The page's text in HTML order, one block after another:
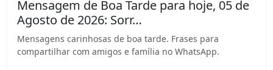
Mensagem de Boa Tarde para hoje, 05 de
Agosto de 2026: Sorr…
Mensagens carinhosas de boa tarde. Frases para
compartilhar com amigos e família no WhatsApp.